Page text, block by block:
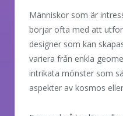
Människor som är
börjar ofta med att
designer som kan
variera från enkla
intrikata mönster som
aspekter av kosmos